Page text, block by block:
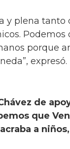
y plena tanto
porque
expresó.
de
que
a